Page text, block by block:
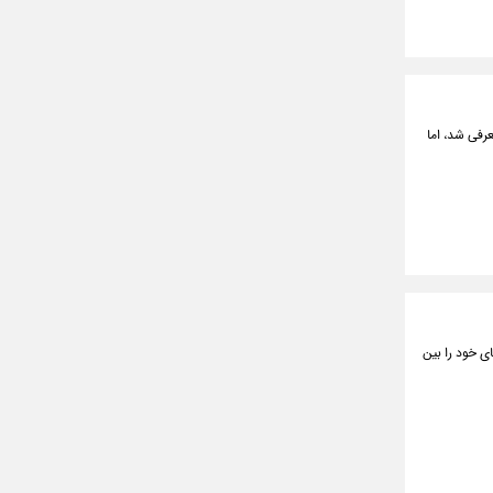
است که برای اولین بار در سال ۱۳۹۷ در ایران معرفی شد، اما
کشور شد و خیلی زود جای خود را بین